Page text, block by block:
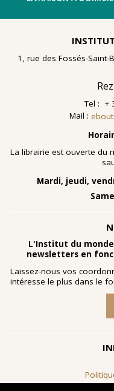
1, rue des Fossés-Saint-
Tel : +
Mail :
La librairie est ouverte du
Mardi, jeudi,
L'Institut du
newsletters en
Laissez-nous vos
intéresse le plus dans le